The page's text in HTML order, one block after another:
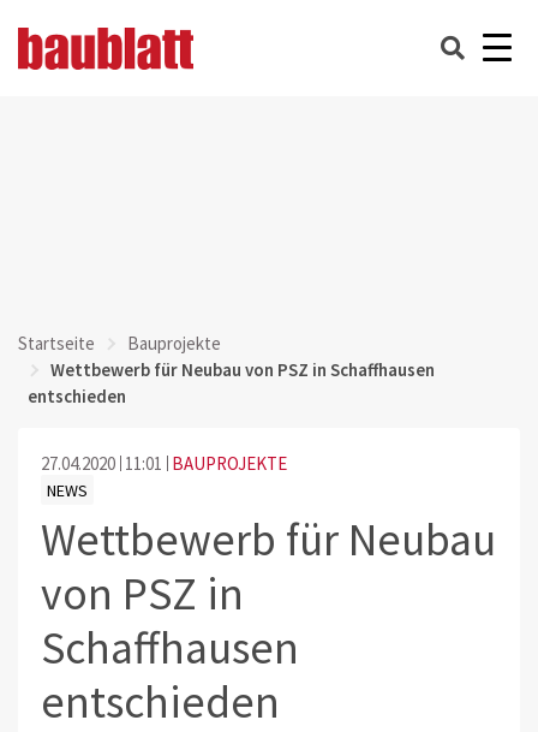
Startseite
Bauprojekte
Wettbewerb für Neubau von PSZ in Schaffhausen
entschieden
27.04.2020 11:01 BAUPROJEKTE
NEWS
Wettbewerb für Neubau
von PSZ in
Schaffhausen
entschieden